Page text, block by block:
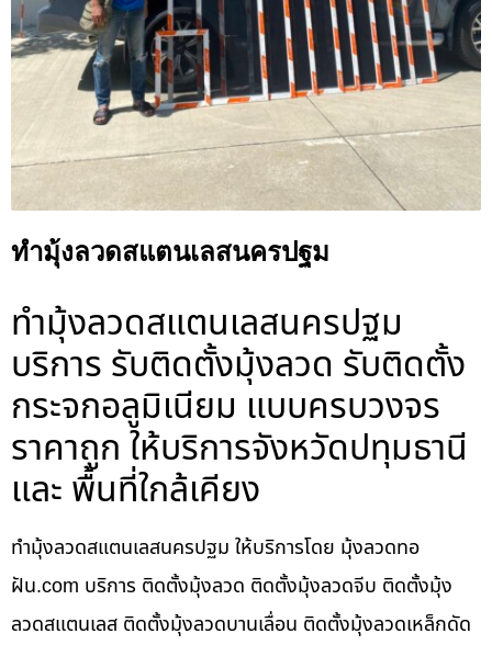
ทำมุ้งลวดสแตนเลสนครปฐม
ทำมุ้งลวดสแตนเลสนครปฐม
บริการ รับติดตั้งมุ้งลวด รับติดตั้ง
กระจกอลูมิเนียม แบบครบวงจร
ราคาถูก ให้บริการจังหวัดปทุมธานี
และ พื้นที่ใกล้เคียง
ทำมุ้งลวดสแตนเลสนครปฐม ให้บริการโดย มุ้งลวดทอ
ฝัน.com บริการ ติดตั้งมุ้งลวด ติดตั้งมุ้งลวดจีบ ติดตั้งมุ้ง
ลวดสแตนเลส ติดตั้งมุ้งลวดบานเลื่อน ติดตั้งมุ้งลวดเหล็กดัด